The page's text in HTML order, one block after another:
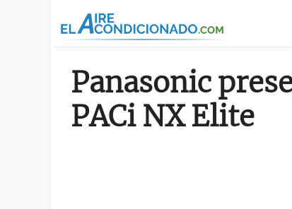
Panasonic
PACi NX Elite